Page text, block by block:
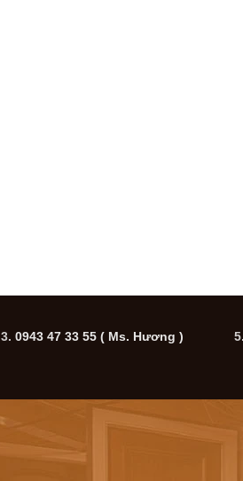
3. 0943 47 33 55( Ms. Hương ) 5.